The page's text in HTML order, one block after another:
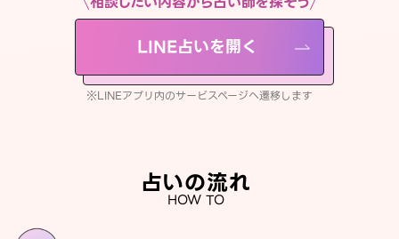
LINE占いを開く
※LINEアプリ内のサービスページへ遷移します
占いの流れ
HOW TO